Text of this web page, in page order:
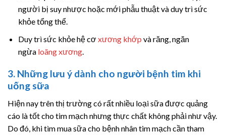
người bị suy nhược hoặc mới phẫu thuật và duy trì sức
khỏe tổng thể.
Duy trì sức khỏe hệ cơ xương khớp và răng, ngăn
ngừa loãng xương.
3. Những lưu ý dành cho người bệnh tim khi
uống sữa
Hiện nay trên thị trường có rất nhiều loại sữa được quảng
cáo là tốt cho tim mạch nhưng thực chất không phải như vậy.
Do đó, khi tìm mua sữa cho bệnh nhân tim mạch cần tham